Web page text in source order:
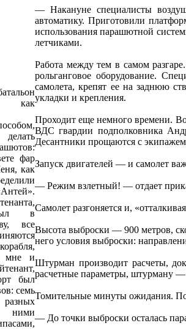
как
фар
как
в
все
мне и
был
семь
ними
— Накануне специалисты
автоматику. Приготовили
использования парашютной
летчиками.
Работа между тем в самом
рольганговое оборудование.
самолета, крепят ее на заднюю
укладки и крепления.
Проходит еще немного времени.
ВДС гвардии подполковника
Десантники прощаются с
Запуск двигателей — и самолет
— Режим взлетный! — отдает
Самолет разгоняется и,
Высота выброски — 900 метров,
него условия выброски:
Штурман производит расчеты,
расчетные параметры, штурману —
Томительные минуты ожидания.
— До точки выброски осталась